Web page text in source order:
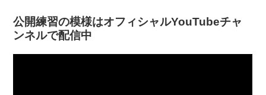
公開練習の模様はオフィシャルYouTubeチャ
ンネルで配信中